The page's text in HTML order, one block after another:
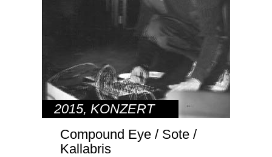
2015, KONZERT
Compound Eye / Sote /
Kallabris